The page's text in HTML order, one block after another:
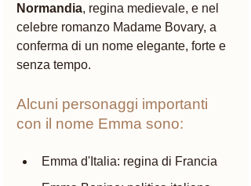
Normandia, regina medievale, e nel
celebre romanzo Madame Bovary, a
conferma di un nome elegante, forte e
senza tempo.
Alcuni personaggi importanti
con il nome Emma sono:
Emma d'Italia: regina di Francia